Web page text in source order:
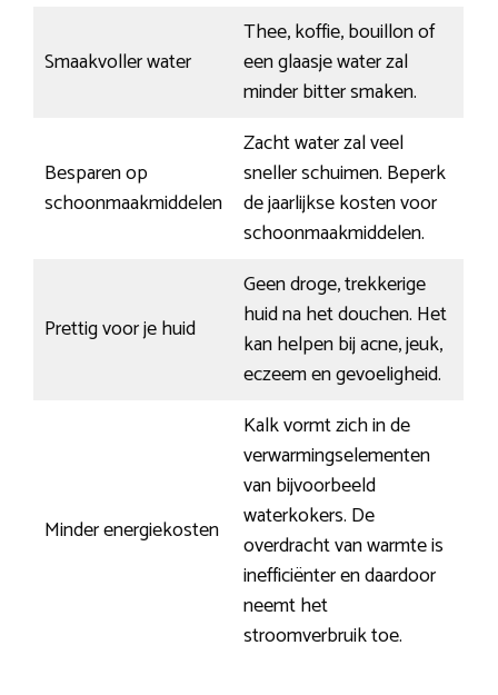
Smaakvoller water
Thee, koffie, bouillon of
een glaasje water zal
minder bitter smaken.
Besparen op
schoonmaakmiddelen
Zacht water zal veel
sneller schuimen. Beperk
de jaarlijkse kosten voor
schoonmaakmiddelen.
Prettig voor je huid
Geen droge, trekkerige
huid na het douchen. Het
kan helpen bij acne, jeuk,
eczeem en gevoeligheid.
Minder energiekosten
Kalk vormt zich in de
verwarmingselementen
van bijvoorbeeld
waterkokers. De
overdracht van warmte is
inefficiënter en daardoor
neemt het
stroomverbruik toe.